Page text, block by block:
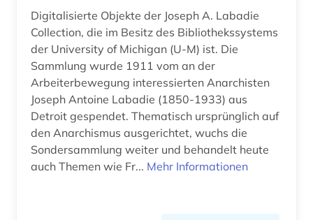
Digitalisierte Objekte der Joseph A. Labadie
Collection, die im Besitz des Bibliothekssystems
der University of Michigan (U-M) ist. Die
Sammlung wurde 1911 vom an der
Arbeiterbewegung interessierten Anarchisten
Joseph Antoine Labadie (1850-1933) aus
Detroit gespendet. Thematisch ursprünglich auf
den Anarchismus ausgerichtet, wuchs die
Sondersammlung weiter und behandelt heute
auch Themen wie Fr... Mehr Informationen